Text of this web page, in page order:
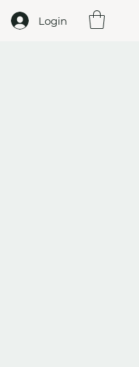
Login